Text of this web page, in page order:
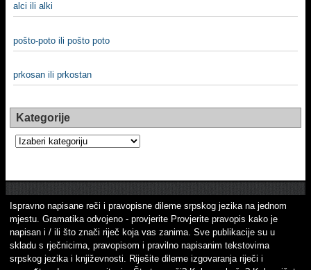
alci ili alki
pošto-poto ili pošto poto
prkosan ili prkostan
Kategorije
Kategorije
Ispravno napisane reči i pravopisne dileme srpskog jezika na jednom
mjestu. Gramatika odvojeno - provjerite Provjerite pravopis kako je
napisan i / ili što znači riječ koja vas zanima. Sve publikacije su u
skladu s rječnicima, pravopisom i pravilno napisanim tekstovima
srpskog jezika i književnosti. Riješite dileme izgovaranja riječi i